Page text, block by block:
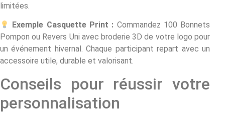
limitées.
Exemple Casquette Print : Commandez 100 Bonnets
Pompon ou Revers Uni avec broderie 3D de votre logo pour
un événement hivernal. Chaque participant repart avec un
accessoire utile, durable et valorisant.
Conseils pour réussir votre
personnalisation